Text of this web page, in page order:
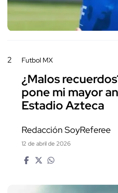
2 Futbol MX
¿Malos
pone mi mayor
Estadio Azteca
Redacción SoyReferee
12 de abril de 2026